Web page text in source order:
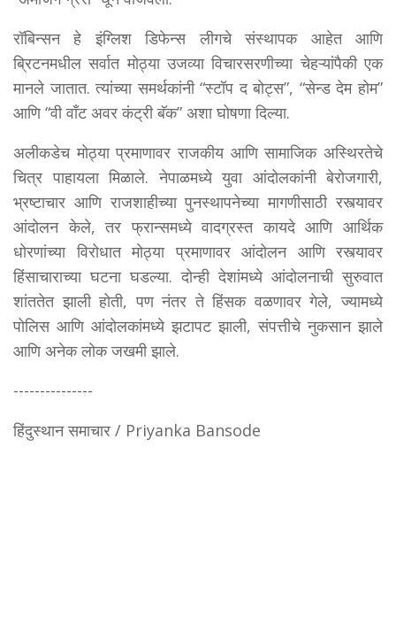
रॉबिन्सन हे इंग्लिश डिफेन्स लीगचे संस्थापक आहेत आणि
ब्रिटनमधील सर्वात मोठ्या उजव्या विचारसरणीच्या चेहऱ्यांपैकी एक
मानले जातात. त्यांच्या समर्थकांनी “स्टॉप द बोट्स”, “सेन्ड देम होम”
आणि “वी वाँट अवर कंट्री बॅक” अशा घोषणा दिल्या.
अलीकडेच मोठ्या प्रमाणावर राजकीय आणि सामाजिक अस्थिरतेचे
चित्र पाहायला मिळाले. नेपाळमध्ये युवा आंदोलकांनी बेरोजगारी,
भ्रष्टाचार आणि राजशाहीच्या पुनस्थापनेच्या मागणीसाठी रस्त्यावर
आंदोलन केले, तर फ्रान्समध्ये वादग्रस्त कायदे आणि आर्थिक
धोरणांच्या विरोधात मोठ्या प्रमाणावर आंदोलन आणि रस्त्यावर
हिंसाचाराच्या घटना घडल्या. दोन्ही देशांमध्ये आंदोलनाची सुरुवात
शांततेत झाली होती, पण नंतर ते हिंसक वळणावर गेले, ज्यामध्ये
पोलिस आणि आंदोलकांमध्ये झटापट झाली, संपत्तीचे नुकसान झाले
आणि अनेक लोक जखमी झाले.
---------------
हिंदुस्थान समाचार / Priyanka Bansode